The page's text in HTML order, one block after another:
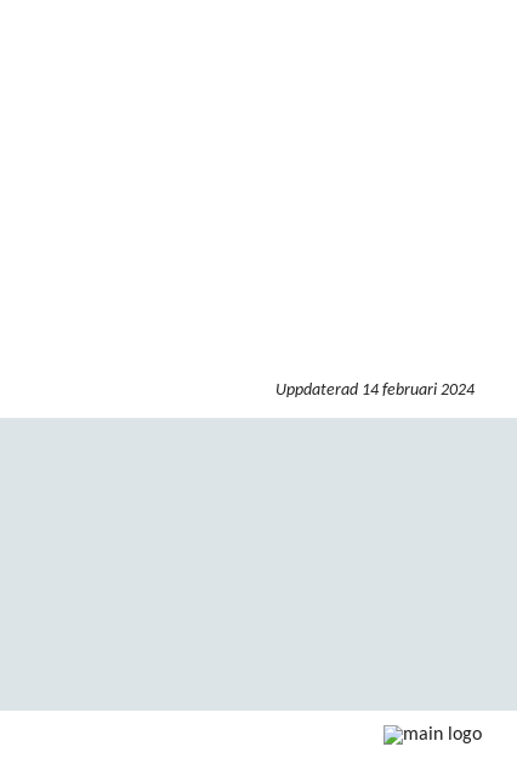
Uppdaterad 14 februari 2024